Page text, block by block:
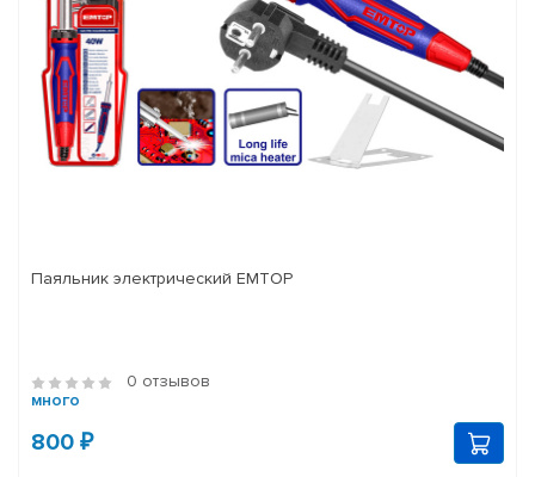
Паяльник электрический EMTOP
0 отзывов
много
800 ₽